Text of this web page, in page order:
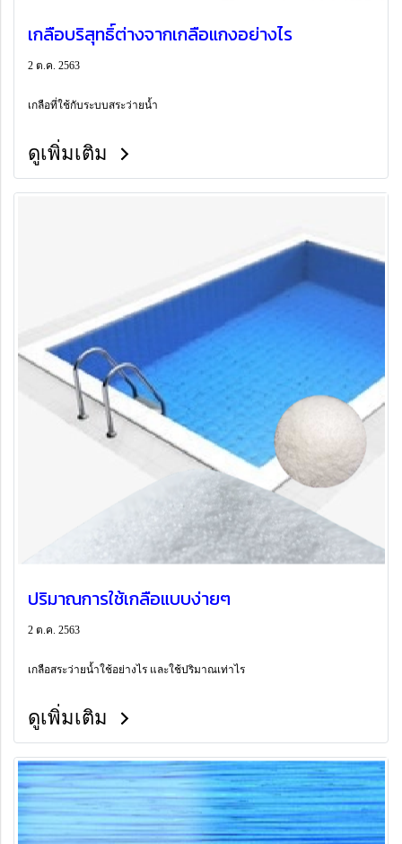
เกลือบริสุทธิ์ต่างจากเกลือแกงอย่างไร
2 ต.ค. 2563
เกลือที่ใช้กับระบบสระว่ายน้ำ
ดูเพิ่มเติม
ปริมาณการใช้เกลือแบบง่ายๆ
2 ต.ค. 2563
เกลือสระว่ายน้ำใช้อย่างไร และใช้ปริมาณเท่าไร
ดูเพิ่มเติม